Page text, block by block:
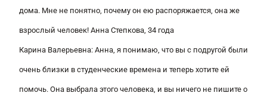
дома. Мне не понятно, почему он ею распоряжается, она же
взрослый человек! Анна Степкова, 34 года
Карина Валерьевна: Анна, я понимаю, что вы с подругой были
очень близки в студенческие времена и теперь хотите ей
помочь. Она выбрала этого человека, и вы ничего не пишите о